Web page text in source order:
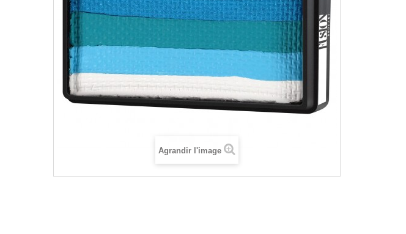
Agrandir l'image